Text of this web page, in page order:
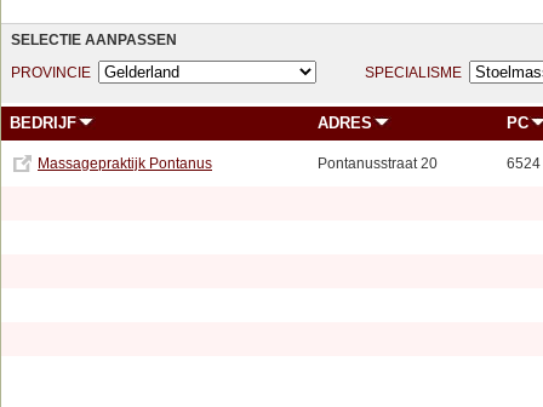
SELECTIE AANPASSEN
PROVINCIE
SPECIALISME
BEDRIJF ADRES PC
Massagepraktijk Pontanus Pontanusstraat 20 6524